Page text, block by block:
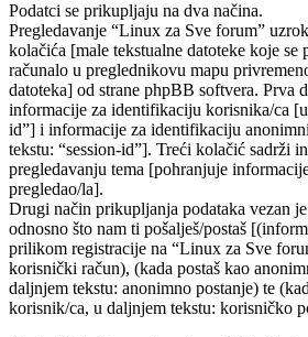
Podatci se prikupljaju na dva načina.
Pregledavanje “Linux za Sve forum”
kolačića [male tekstualne datoteke koje se
računalo u preglednikovu mapu
datoteka] od strane phpBB softvera. Prva
informacije za identifikaciju korisnika/ca
id”] i informacije za identifikaciju
tekstu: “session-id”]. Treći kolačić sadrži
pregledavanju tema [pohranjuje
pregledao/la].
Drugi način prikupljanja podataka vezan
odnosno što nam ti pošalješ/postaš
prilikom registracije na “Linux za Sve
korisnički račun), (kada postaš kao
daljnjem tekstu: anonimno postanje) te
korisnik/ca, u daljnjem tekstu: korisničko